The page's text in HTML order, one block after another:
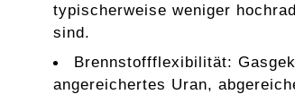
typischerweise weniger
sind.
Brennstoffflexibilität:
angereichertes Uran,